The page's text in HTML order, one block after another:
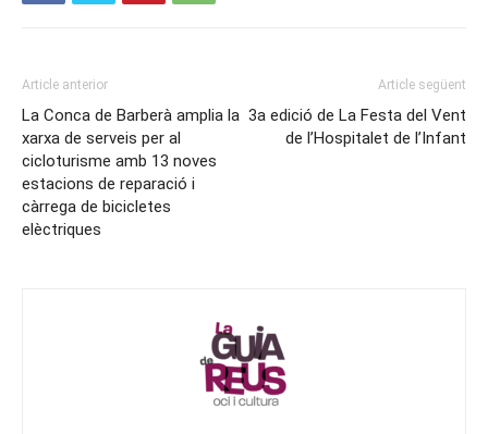
Article anterior
La Conca de Barberà amplia la
xarxa de serveis per al
cicloturisme amb 13 noves
estacions de reparació i
càrrega de bicicletes
elèctriques
Article següent
3a edició de La Festa del Vent
de l’Hospitalet de l’Infant